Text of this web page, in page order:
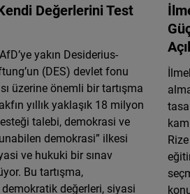
Değerlerini Test
yakın Desiderius-
(DES) devlet fonu
üzerine önemli bir tartışma
yıllık yaklaşık 18 milyon
talebi, demokrasi ve
demokrasi” ilkesi
ve hukuki bir sınav
Bu tartışma,
demokratik değerleri, siyasi